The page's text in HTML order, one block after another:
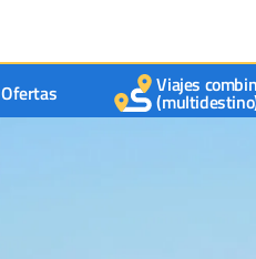
Ofertas Viajes